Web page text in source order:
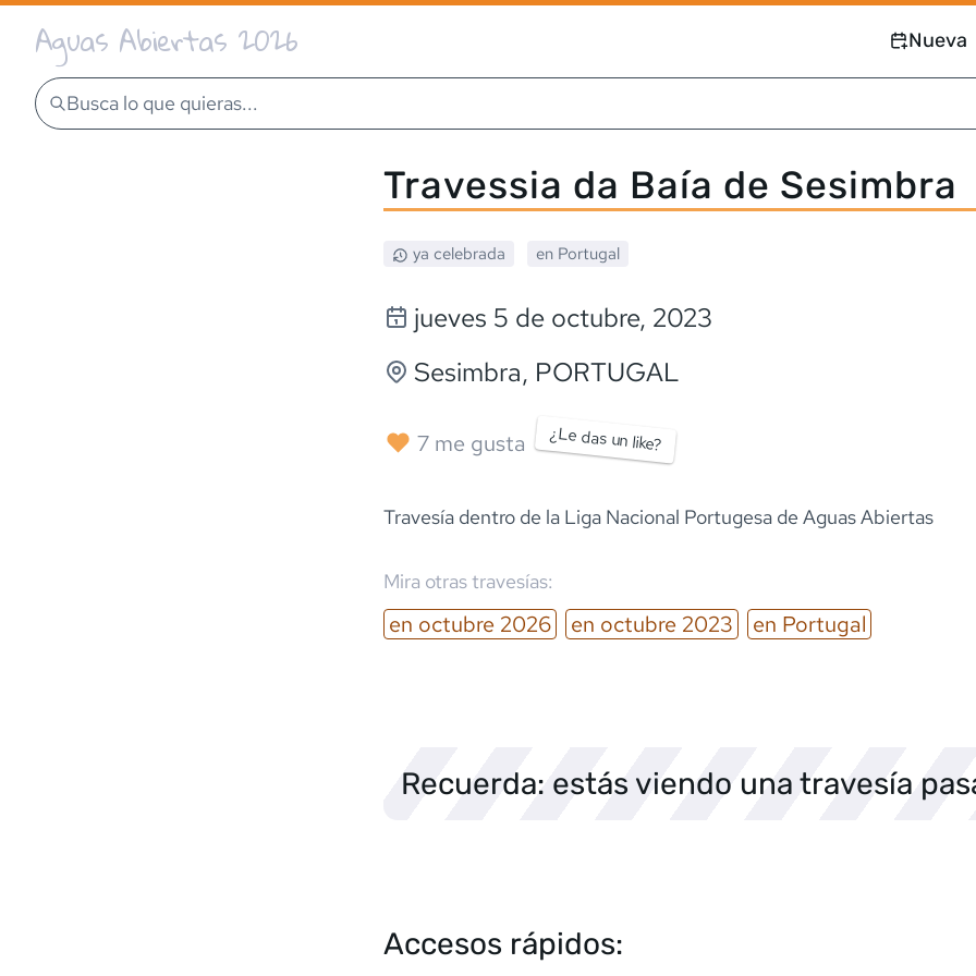
Aguas Abiertas 2026 Nueva
Busca lo que quieras...
Travessia da Baía de Sesimbra
ya celebrada en Portugal
jueves 5 de octubre, 2023
Sesimbra, PORTUGAL
7 me gusta ¿Le das un like?
Travesía dentro de la Liga Nacional Portugesa de Aguas Abiertas
Mira otras travesías:
en octubre 2026 en octubre 2023 en Portugal
Recuerda: estás viendo una travesía
Accesos rápidos: